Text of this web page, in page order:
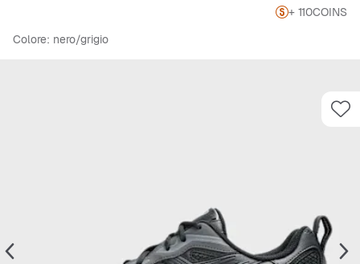
+ 110COINS
Colore: nero/grigio